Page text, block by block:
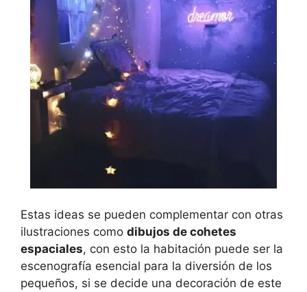
Estas ideas se pueden complementar con otras
ilustraciones como dibujos de cohetes
espaciales, con esto la habitación puede ser la
escenografía esencial para la diversión de los
pequeños, si se decide una decoración de este